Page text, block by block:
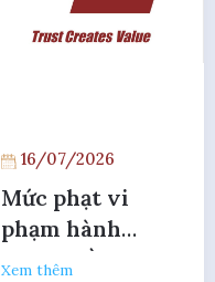
16/07/2026
Mức phạt vi
phạm hành
chính về hợp
Xem thêm